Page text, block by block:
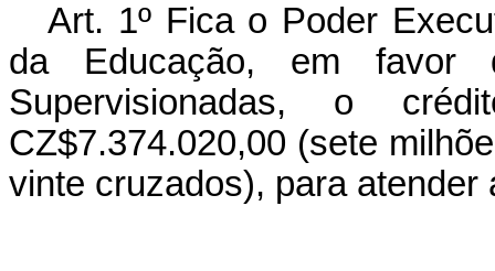
Art. 1º Fica o Poder
da Educação, em favor
Supervisionadas, o
CZ$7.374.020,00 (sete
vinte cruzados), para